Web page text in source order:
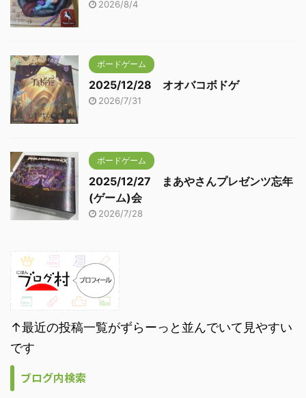
2026/8/4
ボードゲーム
2025/12/28 オオバコボドゲ
2026/7/31
ボードゲーム
2025/12/27 まあやさんプレゼンツ忘年
(ゲーム)会
2026/7/28
↑最近の投稿一覧がずらーっと並んでいて見やすい
です
ブログ内検索